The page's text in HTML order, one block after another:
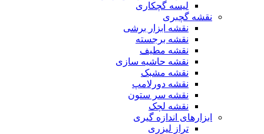
لیسه گچکاری
نقشه گچبری
نقشه ابزار برشی
نقشه برجسته
نقشه مطیف
نقشه حاشیه سازی
نقشه مشبک
نقشه دورلامپ
نقشه سر ستون
نقشه لچک
ابزارهای اندازه گیری
تراز لیزری